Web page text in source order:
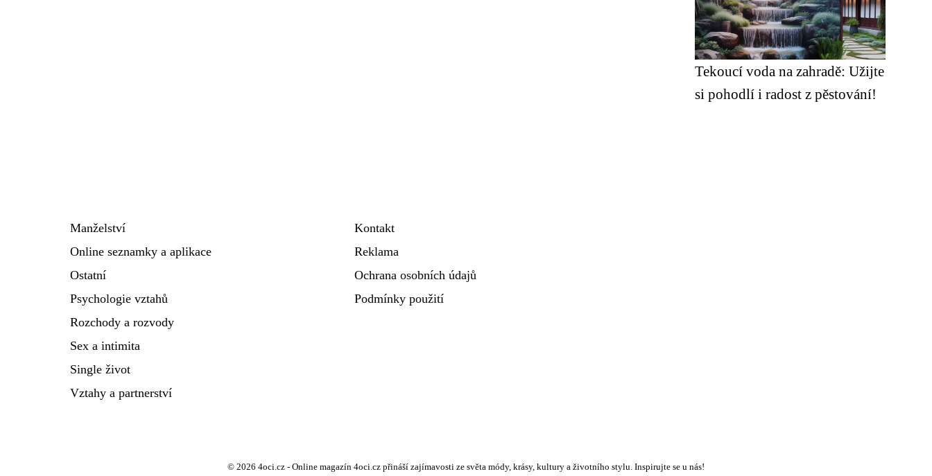
Tekoucí voda na zahradě: Užijte
si pohodlí i radost z pěstování!
Manželství
Online seznamky a aplikace
Ostatní
Psychologie vztahů
Rozchody a rozvody
Sex a intimita
Single život
Vztahy a partnerství
Kontakt
Reklama
Ochrana osobních údajů
Podmínky použití
© 2026 4oci.cz - Online magazín 4oci.cz přináší zajímavosti ze světa módy, krásy, kultury a životního stylu. Inspirujte se u nás!